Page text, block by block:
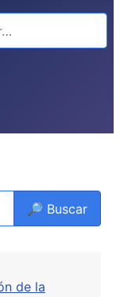
🔎 Buscar
de la